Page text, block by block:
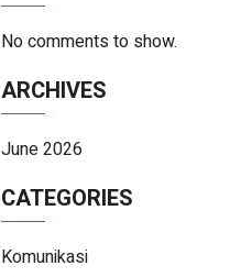
No comments to show.
ARCHIVES
June 2026
CATEGORIES
Komunikasi